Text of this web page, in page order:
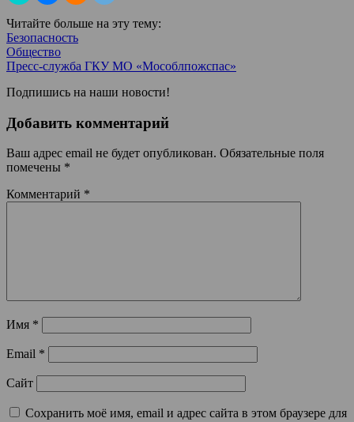
Читайте больше на эту тему:
Безопасность
Общество
Пресс-служба ГКУ МО «Мособлпожспас»
Подпишись на наши новости!
Добавить комментарий
Ваш адрес email не будет опубликован. Обязательные поля
помечены *
Комментарий *
Имя *
Email *
Сайт
Сохранить моё имя, email и адрес сайта в этом браузере для